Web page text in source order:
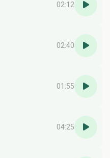
02:12
02:40
01:55
04:25